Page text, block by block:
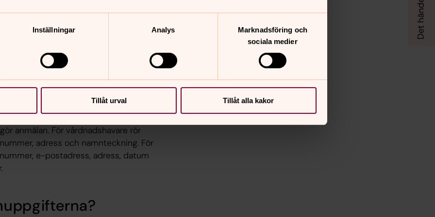
Inställningar Analys
Marknadsföring och
sociala medier
Tillåt urval Tillåt alla kakor
med stöd av att Svenska
syfte i vilken ungdomen är
lämna ut uppgiften till någon utanför
om utlämnandet är nödvändigt
e-post eller via formuläret på
anmälan. För vårdnadshavare rör
adress och namnteckning. För
e-postadress, adress, datum